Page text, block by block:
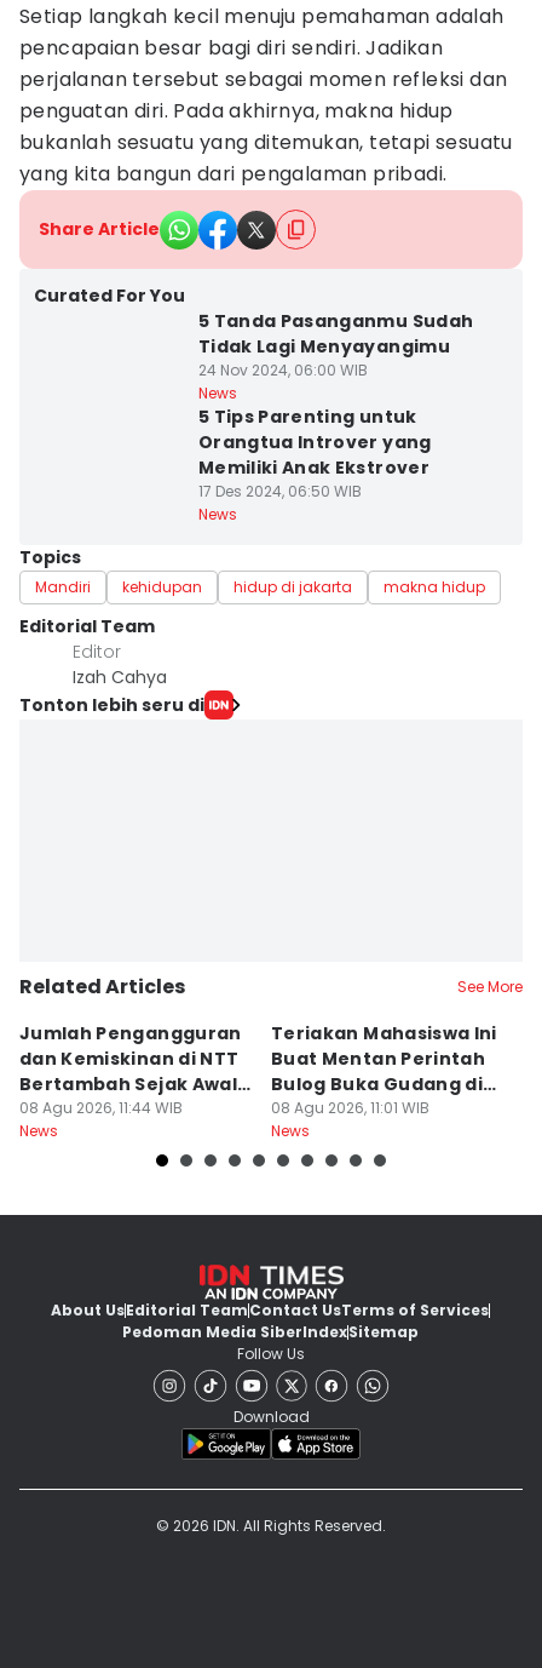
Setiap langkah kecil menuju pemahaman adalah
pencapaian besar bagi diri sendiri. Jadikan
perjalanan tersebut sebagai momen refleksi dan
penguatan diri. Pada akhirnya, makna hidup
bukanlah sesuatu yang ditemukan, tetapi sesuatu
yang kita bangun dari pengalaman pribadi.
Share Article
Curated For You
5 Tanda Pasanganmu Sudah
Tidak Lagi Menyayangimu
24 Nov 2024, 06:00 WIB
News
5 Tips Parenting untuk
Orangtua Introver yang
Memiliki Anak Ekstrover
17 Des 2024, 06:50 WIB
News
Topics
Mandiri kehidupan hidup di jakarta makna hidup
Editorial Team
Editor
Izah Cahya
Tonton lebih seru di
Related Articles See More
Jumlah Pengangguran
dan Kemiskinan di NTT
Bertambah Sejak Awal
2026
08 Agu 2026, 11:44 WIB
News
Teriakan Mahasiswa Ini
Buat Mentan Perintah
Bulog Buka Gudang di
Alor
08 Agu 2026, 11:01 WIB
News
About UsEditorial TeamContact UsTerms of Services
Pedoman Media SiberIndexSitemap
Follow Us
Download
© 2026 IDN. All Rights Reserved.